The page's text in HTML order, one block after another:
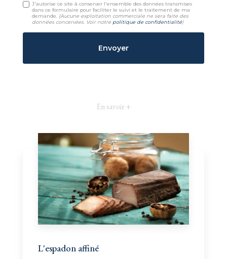
J'autorise ce site à conserver l'ensemble des données transmises
dans ce formulaire pour faciliter le suivi et le traitement de ma
demande. (Aucune exploitation commerciale ne sera faite des
données concervées. Voir notre politique de confidentialité)
En savoir +
L'espadon affiné